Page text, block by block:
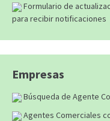
Formulario de
para recibir notificaciones
Empresas
Búsqueda de Agente
Agentes Comerciales